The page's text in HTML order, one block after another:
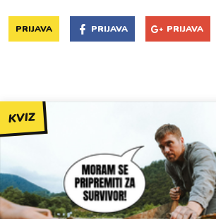
PRIJAVA PRIJAVA PRIJAVA
KVIZ